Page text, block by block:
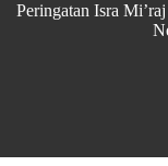
Peringatan Isra